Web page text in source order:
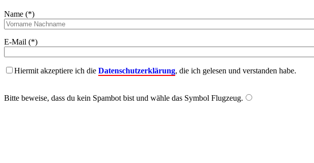
Name (*)
E-Mail (*)
Hiermit akzeptiere ich die Datenschutzerklärung, die ich gelesen und verstanden habe.
Bitte beweise, dass du kein Spambot bist und wähle das Symbol Flugzeug.